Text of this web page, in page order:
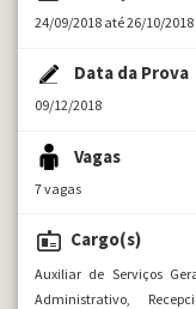
24/09/2018 até 26/10/2018
Data da Prova
09/12/2018
Vagas
7 vagas
Cargo(s)
Auxiliar de Serviços
Administrativo,